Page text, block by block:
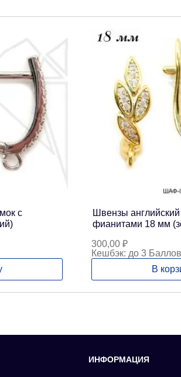
с
Швензы английский
фианитами 18 мм
300,00 ₽
Кешбэк: до 3 Баллов
В
ИНФОРМАЦИЯ